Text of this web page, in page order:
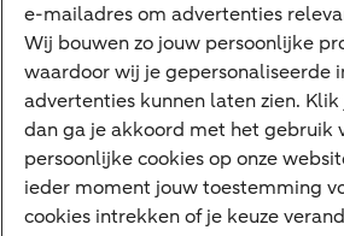
Veilig bankieren
Meest gezocht
Hypotheek berekenen
E.dentifier
Jaaroverzicht
Rood staan
e-mailadres om advertenties
Wij bouwen zo jouw persoonlijke
waardoor wij je gepersonaliseerde
advertenties kunnen laten zien.
dan ga je akkoord met het gebruik
persoonlijke cookies op onze
ieder moment jouw toestemming
cookies intrekken of je keuze